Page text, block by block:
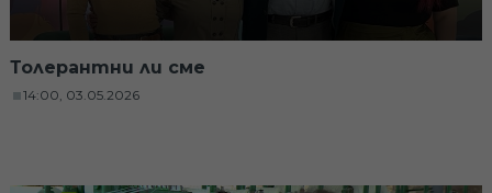
Толерантни ли сме
14:00, 03.05.2026